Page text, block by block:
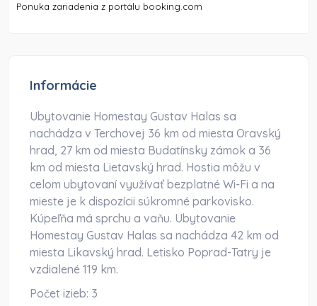
Ponuka zariadenia z portálu booking.com
Informácie
Ubytovanie Homestay Gustav Halas sa
nachádza v Terchovej 36 km od miesta Oravský
hrad, 27 km od miesta Budatínsky zámok a 36
km od miesta Lietavský hrad. Hostia môžu v
celom ubytovaní využívať bezplatné Wi-Fi a na
mieste je k dispozícii súkromné parkovisko.
Kúpeľňa má sprchu a vaňu. Ubytovanie
Homestay Gustav Halas sa nachádza 42 km od
miesta Likavský hrad. Letisko Poprad-Tatry je
vzdialené 119 km.
Počet izieb: 3